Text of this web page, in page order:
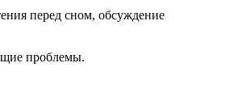
перед сном, обсуждение
проблемы.